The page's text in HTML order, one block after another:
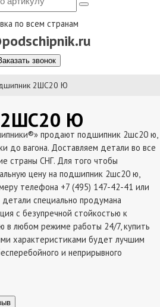
по всем странам
звонок
2ШС20 Ю
Ю
продают подшипник 2шс20 ю,
до вагона. Доставляем детали во все
страны СНГ. Для того чтобы
цену на подшипник 2шс20 ю,
телефона +7 (495) 147-42-41 или
специально продумана
с безупречной стойкостью к
в любом режиме работы 24/7, купить
характеристиками будет лучшим
и неприрывного
отзыв